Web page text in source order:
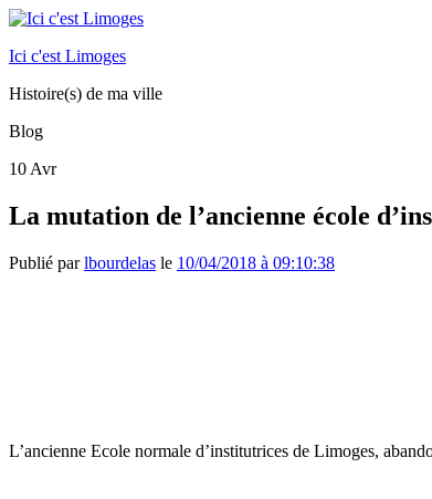
Ici c'est Limoges
Histoire(s) de ma ville
Blog
10 Avr
La mutation de l’ancienne école
Publié parlbourdelas le 10/04/2018 à 09:10:38
L’ancienne Ecole normale d’institutrices de Limoges,